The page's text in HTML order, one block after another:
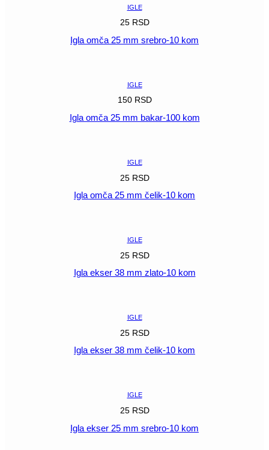
IGLE
25 RSD
Igla omča 25 mm srebro-10 kom
IGLE
150 RSD
Igla omča 25 mm bakar-100 kom
IGLE
25 RSD
Igla omča 25 mm čelik-10 kom
IGLE
25 RSD
Igla ekser 38 mm zlato-10 kom
IGLE
25 RSD
Igla ekser 38 mm čelik-10 kom
IGLE
25 RSD
Igla ekser 25 mm srebro-10 kom